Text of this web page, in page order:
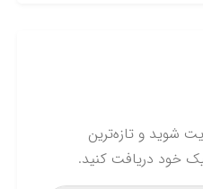
شوید و تازه‌ترین
خود دریافت کنید.